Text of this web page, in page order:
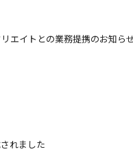
エイトとの業務提携のお知ら
れました